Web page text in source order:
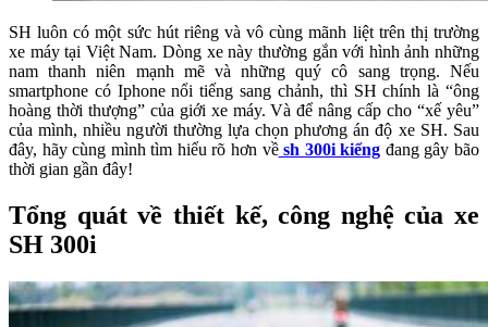
SH luôn có một sức hút riêng và vô cùng mãnh liệt trên thị trường
xe máy tại Việt Nam. Dòng xe này thường gắn với hình ảnh những
nam thanh niên mạnh mẽ và những quý cô sang trọng. Nếu
smartphone có Iphone nổi tiếng sang chảnh, thì SH chính là “ông
hoàng thời thượng” của giới xe máy. Và để nâng cấp cho “xế yêu”
của mình, nhiều người thường lựa chọn phương án độ xe SH. Sau
đây, hãy cùng mình tìm hiểu rõ hơn vềsh 300i kiểng đang gây bão
thời gian gần đây!
Tổng quát về thiết kế, công nghệ của xe
SH 300i